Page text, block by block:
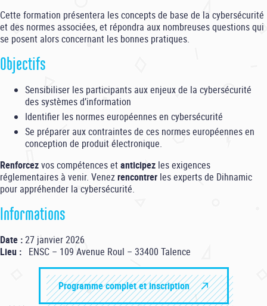
Cette formation présentera les concepts de base de la cybersécurité
et des normes associées, et répondra aux nombreuses questions qui
se posent alors concernant les bonnes pratiques.
Objectifs
Sensibiliser les participants aux enjeux de la cybersécurité
des systèmes d’information
Identifier les normes européennes en cybersécurité
Se préparer aux contraintes de ces normes européennes en
conception de produit électronique.
Renforcezvos compétences etanticipez les exigences
réglementaires à venir. Venezrencontrer les experts de Dihnamic
pour appréhender la cybersécurité.
Informations
Date :27 janvier 2026
Lieu : ENSC – 109 Avenue Roul – 33400 Talence
Programme complet et inscription